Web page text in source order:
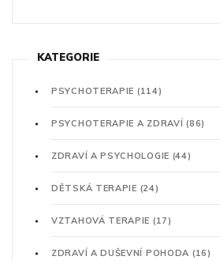
KATEGORIE
PSYCHOTERAPIE (114)
PSYCHOTERAPIE A ZDRAVÍ(86)
ZDRAVÍ A PSYCHOLOGIE (44)
DĚTSKÁ TERAPIE (24)
VZTAHOVÁ TERAPIE (17)
ZDRAVÍ A DUŠEVNÍ POHODA (16)